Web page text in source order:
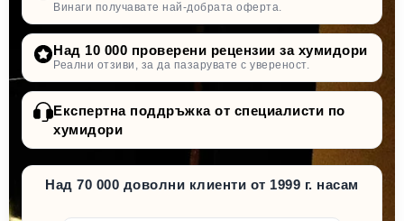
Винаги получавате най-добрата оферта.
Над 10 000 проверени рецензии за хумидори
Реални отзиви, за да пазарувате с увереност.
Експертна поддръжка от специалисти по
хумидори
Над 70 000 доволни клиенти от 1999 г. насам